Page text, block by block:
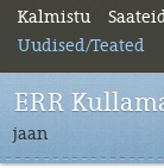
Kalmistu
Uudised/Teated
ERR
jaan